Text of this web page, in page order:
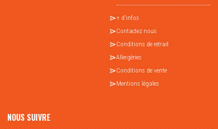
+ d'infos
Contactez nous
Conditions de retrait
Allergènes
Conditions de vente
Mentions légales
NOUS SUIVRE